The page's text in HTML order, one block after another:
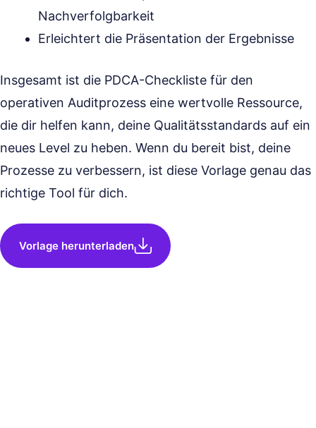
Nachverfolgbarkeit
Erleichtert die Präsentation der Ergebnisse
Insgesamt ist die PDCA-Checkliste für den
operativen Auditprozess eine wertvolle Ressource,
die dir helfen kann, deine Qualitätsstandards auf ein
neues Level zu heben. Wenn du bereit bist, deine
Prozesse zu verbessern, ist diese Vorlage genau das
richtige Tool für dich.
Vorlage herunterladen